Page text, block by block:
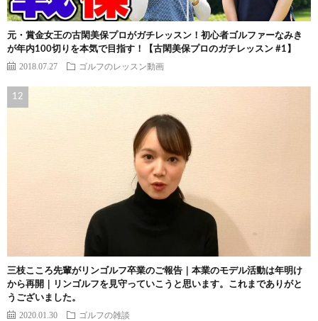
元・賞金女王の古閑美保プロがガチレッスン！初心者ゴルファーなみき
が年内100切りを本気で目指す！【古閑美保プロのガチレッスン #1】
2018.07.27 ゴルフのレッスン動画
三枝こころ先輩がリンゴルフ卒業のご報告｜本業のモデル活動は年明け
から再開｜リンゴルフを見守っていこうと思います。これまでありがと
うございました。
2020.01.30 ゴルフの雑談